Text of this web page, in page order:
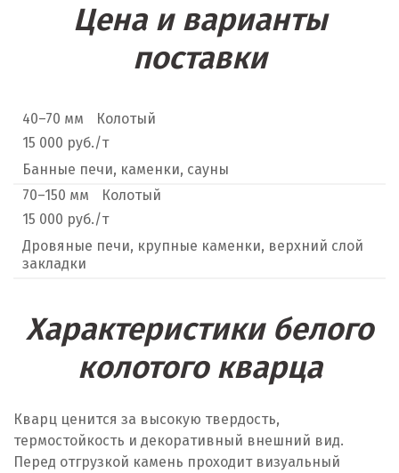
Цена и варианты
поставки
40–70 мм
Колотый
15 000 руб./т
Банные печи, каменки, сауны
70–150 мм
Колотый
15 000 руб./т
Дровяные печи, крупные каменки, верхний слой
закладки
Характеристики белого
колотого кварца
Кварц ценится за высокую твердость,
термостойкость и декоративный внешний вид.
Перед отгрузкой камень проходит визуальный